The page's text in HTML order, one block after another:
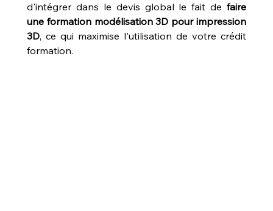
d'intégrer dans le devis global le fait de faire
une formation modélisation 3D pour impression
3D, ce qui maximise l'utilisation de votre crédit
formation.